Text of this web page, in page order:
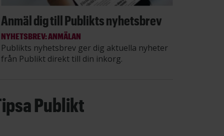
Anmäl dig till Publikts nyhetsbrev
NYHETSBREV: ANMÄLAN
Publikts nyhetsbrev ger dig aktuella nyheter
från Publikt direkt till din inkorg.
Publikt